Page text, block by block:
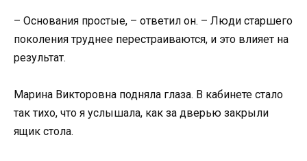
– Основания простые, – ответил он. – Люди старшего
поколения труднее перестраиваются, и это влияет на
результат.
Марина Викторовна подняла глаза. В кабинете стало
так тихо, что я услышала, как за дверью закрыли
ящик стола.